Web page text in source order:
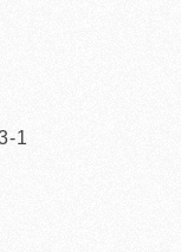
1